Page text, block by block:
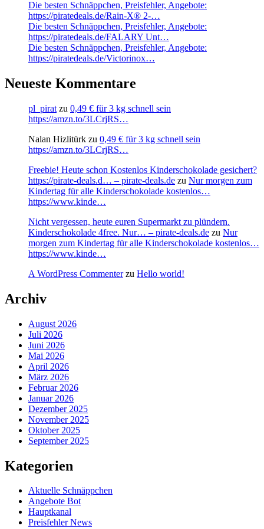
Die besten Schnäppchen, Preisfehler, Angebote:
https://piratedeals.de/Rain-X® 2-…
Die besten Schnäppchen, Preisfehler, Angebote:
https://piratedeals.de/FALARY Unt…
Die besten Schnäppchen, Preisfehler, Angebote:
https://piratedeals.de/Victorinox…
Neueste Kommentare
pl_pirat zu 0,49 € für 3 kg schnell sein
https://amzn.to/3LCrjRS…
Nalan Hizlitürk zu 0,49 € für 3 kg schnell sein
https://amzn.to/3LCrjRS…
Freebie! Heute schon Kostenlos Kinderschokolade gesichert?
https://pirate-deals.d… – pirate-deals.de zu Nur morgen zum
Kindertag für alle Kinderschokolade kostenlos…
https://www.kinde…
Nicht vergessen, heute euren Supermarkt zu plündern.
Kinderschokolade 4free. Nur… – pirate-deals.de zu Nur
morgen zum Kindertag für alle Kinderschokolade kostenlos…
https://www.kinde…
A WordPress Commenterzu Hello world!
Archiv
August 2026
Juli 2026
Juni 2026
Mai 2026
April 2026
März 2026
Februar 2026
Januar 2026
Dezember 2025
November 2025
Oktober 2025
September 2025
Kategorien
Aktuelle Schnäppchen
Angebote Bot
Hauptkanal
Preisfehler News